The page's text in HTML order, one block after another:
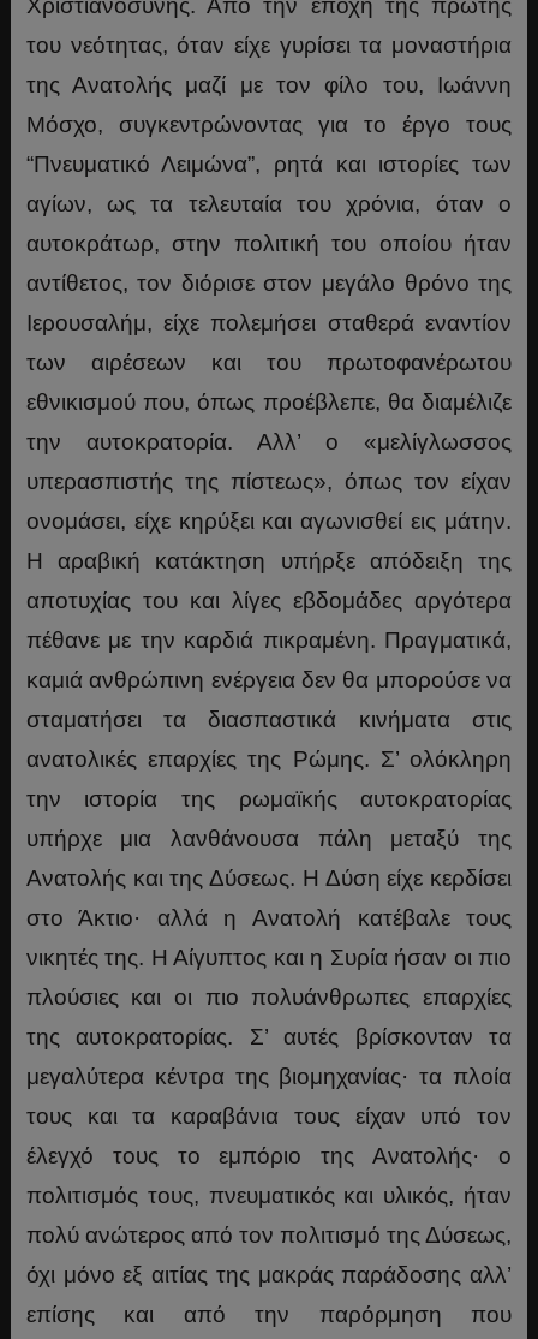
του νεότητας, όταν είχε γυρίσει τα μοναστήρια
της Ανατολής μαζί με τον φίλο του, Ιωάννη
Μόσχο, συγκεντρώνοντας για το έργο τους
“Πνευματικό Λειμώνα”, ρητά και ιστορίες των
αγίων, ως τα τελευταία του χρόνια, όταν ο
αυτοκράτωρ, στην πολιτική του οποίου ήταν
αντίθετος, τον διόρισε στον μεγάλο θρόνο της
Ιερουσαλήμ, είχε πολεμήσει σταθερά εναντίον
των αιρέσεων και του πρωτοφανέρωτου
εθνικισμού που, όπως προέβλεπε, θα διαμέλιζε
την αυτοκρατορία. Αλλ’ ο «μελίγλωσσος
υπερασπιστής της πίστεως», όπως τον είχαν
ονομάσει, είχε κηρύξει και αγωνισθεί εις μάτην.
Η αραβική κατάκτηση υπήρξε απόδειξη της
αποτυχίας του και λίγες εβδομάδες αργότερα
πέθανε με την καρδιά πικραμένη. Πραγματικά,
καμιά ανθρώπινη ενέργεια δεν θα μπορούσε να
σταματήσει τα διασπαστικά κινήματα στις
ανατολικές επαρχίες της Ρώμης. Σ’ ολόκληρη
την ιστορία της ρωμαϊκής αυτοκρατορίας
υπήρχε μια λανθάνουσα πάλη μεταξύ της
Ανατολής και της Δύσεως. Η Δύση είχε κερδίσει
στο Άκτιο· αλλά η Ανατολή κατέβαλε τους
νικητές της. Η Αίγυπτος και η Συρία ήσαν οι πιο
πλούσιες και οι πιο πολυάνθρωπες επαρχίες
της αυτοκρατορίας. Σ’ αυτές βρίσκονταν τα
μεγαλύτερα κέντρα της βιομηχανίας· τα πλοία
τους και τα καραβάνια τους είχαν υπό τον
έλεγχό τους το εμπόριο της Ανατολής· ο
πολιτισμός τους, πνευματικός και υλικός, ήταν
πολύ ανώτερος από τον πολιτισμό της Δύσεως,
όχι μόνο εξ αιτίας της μακράς παράδοσης αλλ’
επίσης και από την παρόρμηση που